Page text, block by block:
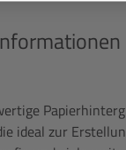
ideal zur